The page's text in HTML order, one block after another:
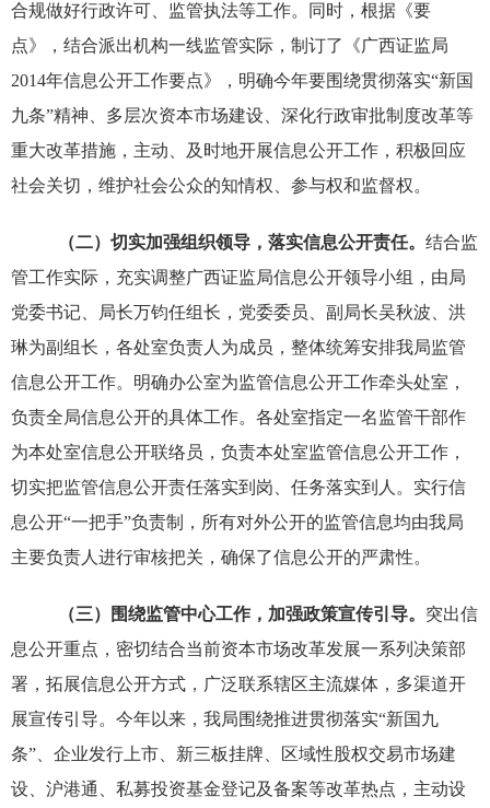
合规做好行政许可、监管执法等工作。同时，根据《要
点》，结合派出机构一线监管实际，制订了《广西证监局
2014年信息公开工作要点》，明确今年要围绕贯彻落实“新国
九条”精神、多层次资本市场建设、深化行政审批制度改革等
重大改革措施，主动、及时地开展信息公开工作，积极回应
社会关切，维护社会公众的知情权、参与权和监督权。
（二）切实加强组织领导，落实信息公开责任。 结合监
管工作实际，充实调整广西证监局信息公开领导小组，由局
党委书记、局长万钧任组长，党委委员、副局长吴秋波、洪
琳为副组长，各处室负责人为成员，整体统筹安排我局监管
信息公开工作。明确办公室为监管信息公开工作牵头处室，
负责全局信息公开的具体工作。各处室指定一名监管干部作
为本处室信息公开联络员，负责本处室监管信息公开工作，
切实把监管信息公开责任落实到岗、任务落实到人。实行信
息公开“一把手”负责制，所有对外公开的监管信息均由我局
主要负责人进行审核把关，确保了信息公开的严肃性。
（三）围绕监管中心工作，加强政策宣传引导。 突出信
息公开重点，密切结合当前资本市场改革发展一系列决策部
署，拓展信息公开方式，广泛联系辖区主流媒体，多渠道开
展宣传引导。今年以来，我局围绕推进贯彻落实“新国九
条”、企业发行上市、新三板挂牌、区域性股权交易市场建
设、沪港通、私募投资基金登记及备案等改革热点，主动设